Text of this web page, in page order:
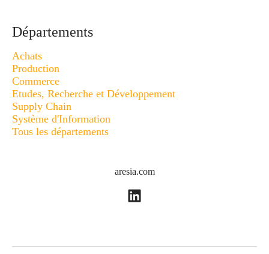
Départements
Achats
Production
Commerce
Etudes, Recherche et Développement
Supply Chain
Système d'Information
Tous les départements
aresia.com